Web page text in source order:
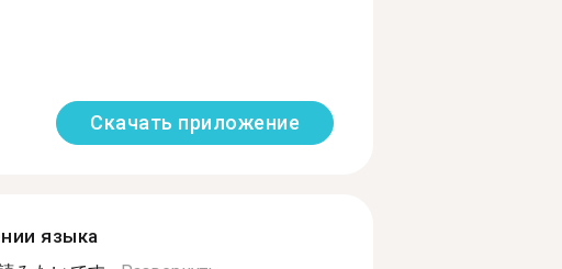
Скачать приложение
языка